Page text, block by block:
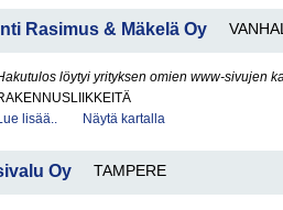
Rasimus & Mäkelä Oy
löytyi yrityksen omien www-sivujen
lisää..
Näytä kartalla
Oy TAMPERE